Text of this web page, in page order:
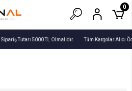
Tutarı 5000 TL Olmalıdır. Tüm Kargolar Alıcı
0